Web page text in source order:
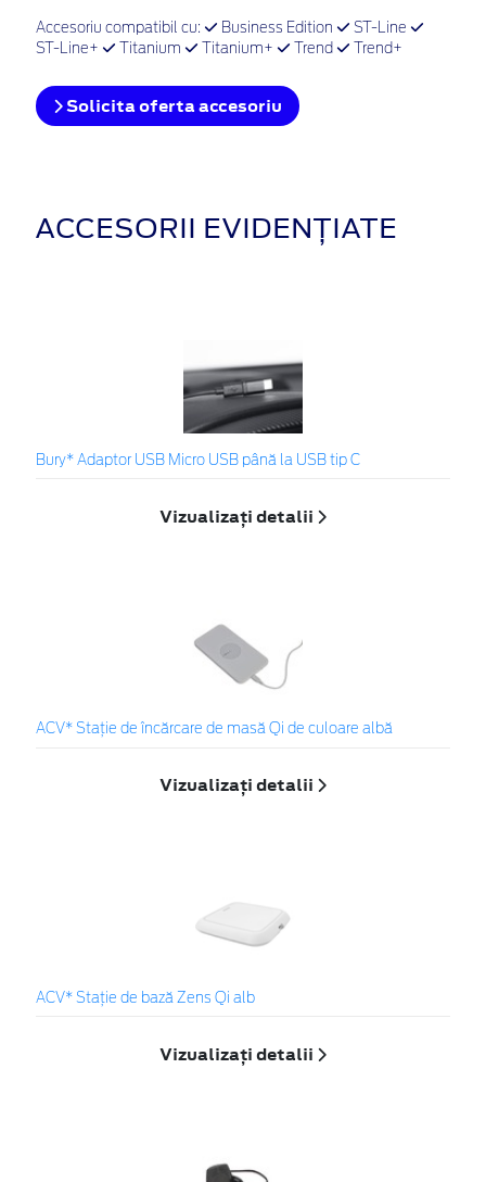
Accesoriu compatibil cu: Business Edition
ST-Line
ST-Line+
Titanium Titanium+ Trend Trend+
Solicita oferta accesoriu
ACCESORII EVIDENȚIATE
Bury* Adaptor USB Micro USB până la USB tip C
Vizualizați detalii
ACV* Stație de încărcare de masă Qi de culoare albă
Vizualizați detalii
ACV* Stație de bază Zens Qi alb
Vizualizați detalii